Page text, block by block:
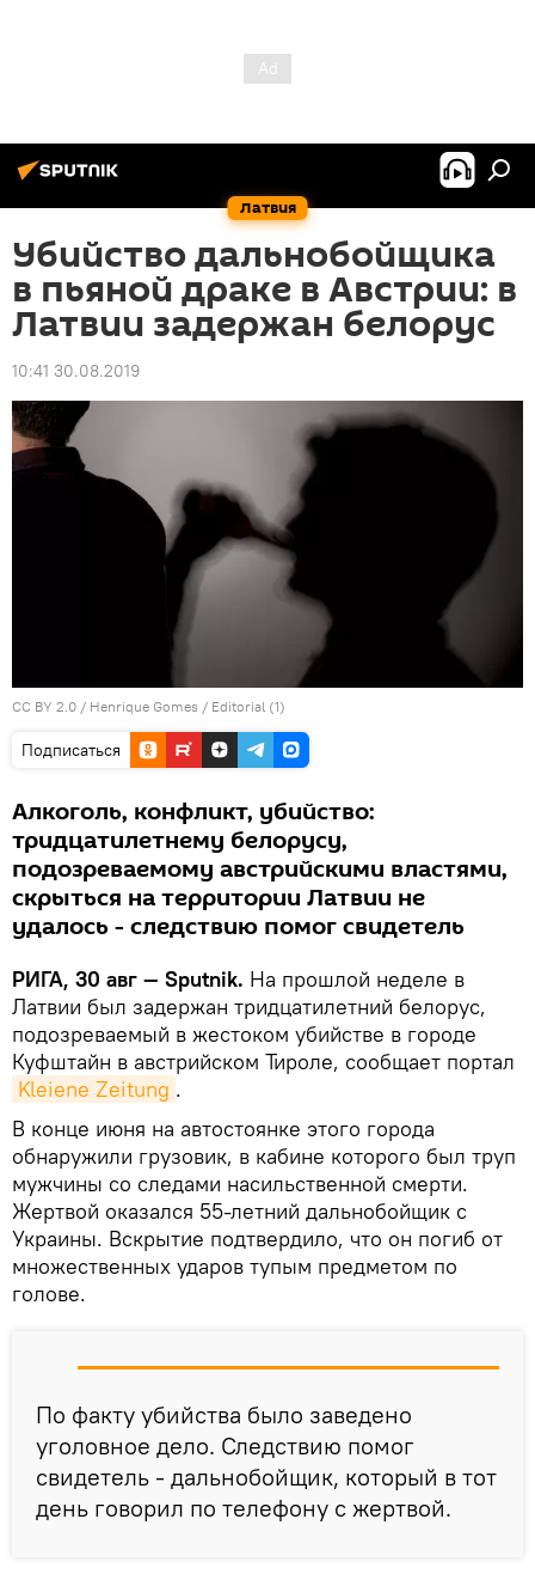
Латвия
Убийство дальнобойщика
в пьяной драке в Австрии: в
Латвии задержан белорус
10:41 30.08.2019
CC BY 2.0 / Henrique Gomes / Editorial (1)
Подписаться
Алкоголь, конфликт, убийство:
тридцатилетнему белорусу,
подозреваемому австрийскими властями,
скрыться на территории Латвии не
удалось - следствию помог свидетель
РИГА, 30 авг — Sputnik. На прошлой неделе в
Латвии был задержан тридцатилетний белорус,
подозреваемый в жестоком убийстве в городе
Куфштайн в австрийском Тироле, сообщает портал
Kleiene Zeitung .
В конце июня на автостоянке этого города
обнаружили грузовик, в кабине которого был труп
мужчины со следами насильственной смерти.
Жертвой оказался 55-летний дальнобойщик с
Украины. Вскрытие подтвердило, что он погиб от
множественных ударов тупым предметом по
голове.
По факту убийства было заведено
уголовное дело. Следствию помог
свидетель - дальнобойщик, который в тот
день говорил по телефону с жертвой.